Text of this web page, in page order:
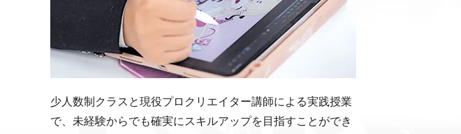
少人数制クラスと現役プロクリエイター講師による実践授業
で、未経験からでも確実にスキルアップを目指すことができ